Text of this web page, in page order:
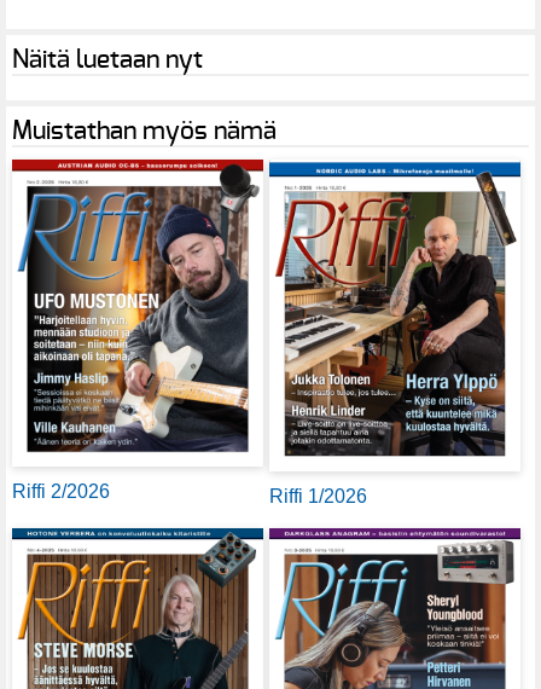
Näitä luetaan nyt
Muistathan myös nämä
Riffi 2/2026 Riffi 1/2026